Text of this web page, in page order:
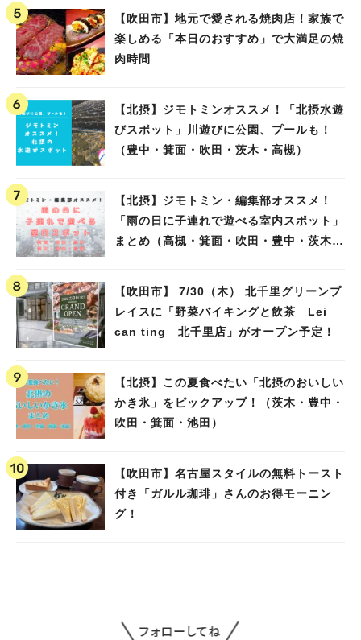
【吹田市】地元で愛される焼肉店！家族で
楽しめる「本日のおすすめ」で大満足の焼
肉時間
【北摂】ジモトミンオススメ！「北摂水遊
びスポット」川遊びに公園、プールも！
（豊中・箕面・吹田・茨木・高槻）
【北摂】ジモトミン・編集部オススメ！
「雨の日に子連れで遊べる室内スポット」
まとめ（高槻・箕面・吹田・豊中・茨木・
【吹田市】 7/30（木） 北千里グリーンプ
レイスに「野菜バイキングと飲茶 Lei
can ting 北千里店」がオープン予定！
【北摂】この夏食べたい「北摂のおいしい
かき氷」をピックアップ！（茨木・豊中・
吹田・箕面・池田）
【吹田市】名古屋スタイルの無料トースト
付き「ガルル珈琲」さんのお得モーニン
グ！